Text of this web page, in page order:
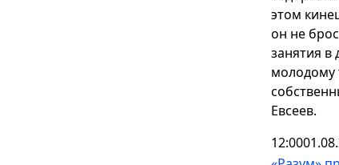
этом
он не
занятия в
молодому
Евсеев.
12:00